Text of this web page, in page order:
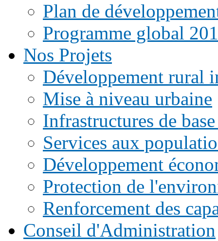
Plan de
Programme global
Nos Projets
Développement rural
Mise à niveau urbaine
Infrastructures de
Services aux
Développement
Protection de
Renforcement des
Conseil d'Administration